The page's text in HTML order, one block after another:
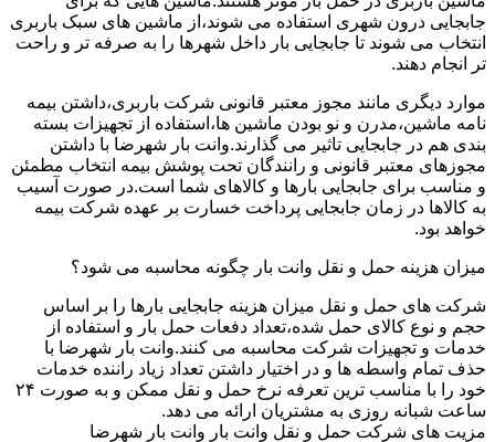
جابجایی درون شهری استفاده می شوند،از ماشین های سبک باربری
انتخاب می شوند تا جابجایی بار داخل شهرها را به صرفه تر و راحت
تر انجام دهند.
موارد دیگری مانند مجوز معتبر قانونی شرکت باربری،داشتن بیمه
نامه ماشین،مدرن و نو بودن ماشین ها،استفاده از تجهیزات بسته
بندی هم در جابجایی تاثیر می گذارند.وانت بار شهرضا با داشتن
مجوزهای معتبر قانونی و رانندگان تحت پوشش بیمه انتخاب مطمئن
و مناسب برای جابجایی بارها و کالاهای شما است.در صورت آسیب
به کالاها در زمان جابجایی پرداخت خسارت بر عهده شرکت بیمه
خواهد بود.
میزان هزینه حمل و نقل وانت بار چگونه محاسبه می شود؟
شرکت های حمل و نقل میزان هزینه جابجایی بارها را بر اساس
حجم و نوع کالای حمل شده،تعداد دفعات حمل بار و استفاده از
خدمات و تجهیزات شرکت محاسبه می کنند.وانت بار شهرضا با
حذف تمام واسطه ها و در اختیار داشتن تعداد زیاد راننده خدمات
خود را با مناسب ترین تعرفه نرخ حمل و نقل ممکن و به صورت ۲۴
ساعت شبانه روزی به مشتریان ارائه می دهد.
مزیت های شرکت حمل و نقل وانت بار وانت بار شهرضا